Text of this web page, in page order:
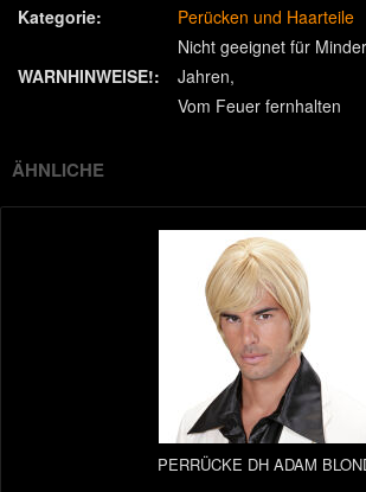
Kategorie:
Perücken und Haarteile
WARNHINWEISE!:
Nicht geeignet für
Jahren
Vom Feuer fernhalten
ÄHNLICHE
PERRÜCKE DH ADAM